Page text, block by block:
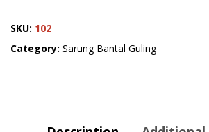
Dobby
Salur
SKU: 102
Category: Sarung Bantal Guling